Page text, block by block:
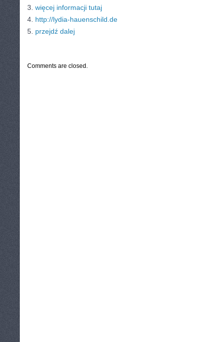
3. więcej informacji tutaj
4. http://lydia-hauenschild.de
5. przejdź dalej
Comments are closed.